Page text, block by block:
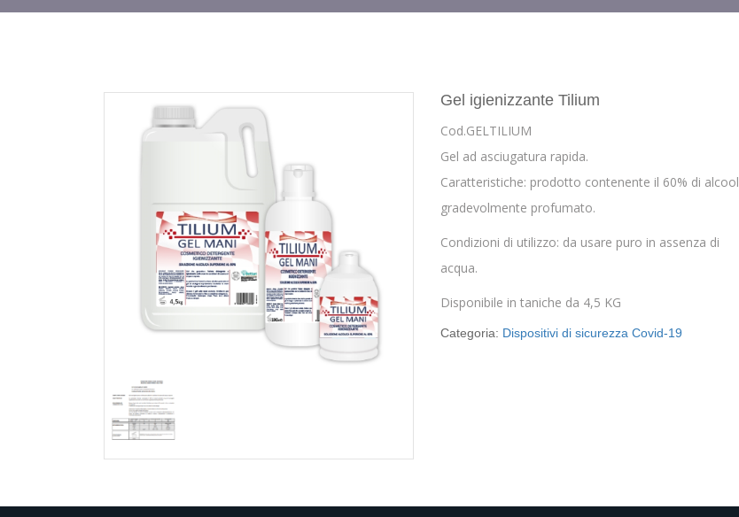
Gel igienizzante Tilium
Cod.GELTILIUM
Gel ad asciugatura rapida.
Caratteristiche: prodotto contenente il 60% di alcool
gradevolmente profumato.
Condizioni di utilizzo: da usare puro in assenza di
acqua.
Disponibile in taniche da 4,5 KG
Categoria: Dispositivi di sicurezza Covid-19